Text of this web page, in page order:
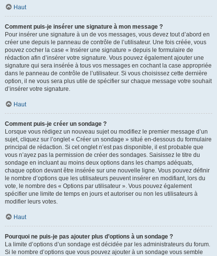
Haut
Comment puis-je insérer une signature à mon message ?
Pour insérer une signature à un de vos messages, vous devez tout d’abord en
créer une depuis le panneau de contrôle de l’utilisateur. Une fois créée, vous
pouvez cocher la case « Insérer une signature » depuis le formulaire de
rédaction afin d’insérer votre signature. Vous pouvez également ajouter une
signature qui sera insérée à tous vos messages en cochant la case appropriée
dans le panneau de contrôle de l’utilisateur. Si vous choisissez cette dernière
option, il ne vous sera plus utile de spécifier sur chaque message votre souhait
d’insérer votre signature.
Haut
Comment puis-je créer un sondage ?
Lorsque vous rédigez un nouveau sujet ou modifiez le premier message d’un
sujet, cliquez sur l’onglet « Créer un sondage » situé en-dessous du formulaire
principal de rédaction. Si cet onglet n’est pas disponible, il est probable que
vous n’ayez pas la permission de créer des sondages. Saisissez le titre du
sondage en incluant au moins deux options dans les champs adéquats,
chaque option devant être insérée sur une nouvelle ligne. Vous pouvez définir
le nombre d’options que les utilisateurs peuvent insérer en modifiant, lors du
vote, le nombre des « Options par utilisateur ». Vous pouvez également
spécifier une limite de temps en jours et autoriser ou non les utilisateurs à
modifier leurs votes.
Haut
Pourquoi ne puis-je pas ajouter plus d’options à un sondage ?
La limite d’options d’un sondage est décidée par les administrateurs du forum.
Si le nombre d’options que vous pouvez ajouter à un sondage vous semble